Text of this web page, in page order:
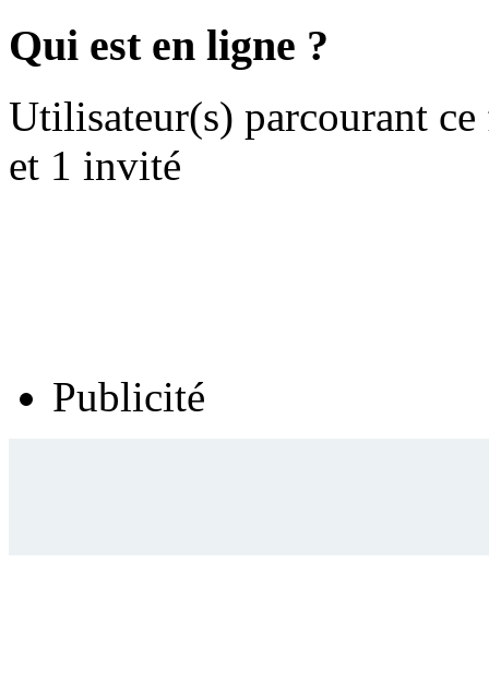
Qui est en ligne ?
Utilisateur(s) parcourant
et 1 invité
Publicité